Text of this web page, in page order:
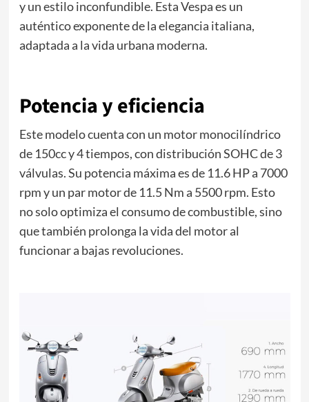
y un estilo inconfundible. Esta Vespa es un
auténtico exponente de la elegancia italiana,
adaptada a la vida urbana moderna.
Potencia y eficiencia
Este modelo cuenta con un motor monocilíndrico
de 150cc y 4 tiempos, con distribución SOHC de 3
válvulas. Su potencia máxima es de 11.6 HP a 7000
rpm y un par motor de 11.5 Nm a 5500 rpm. Esto
no solo optimiza el consumo de combustible, sino
que también prolonga la vida del motor al
funcionar a bajas revoluciones.